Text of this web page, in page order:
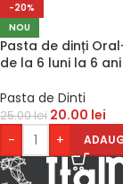
-20%
NOU
Pasta de dinți
de la 6 luni la 6
Pasta de Dinti
25.00lei 20.00 lei
-
+